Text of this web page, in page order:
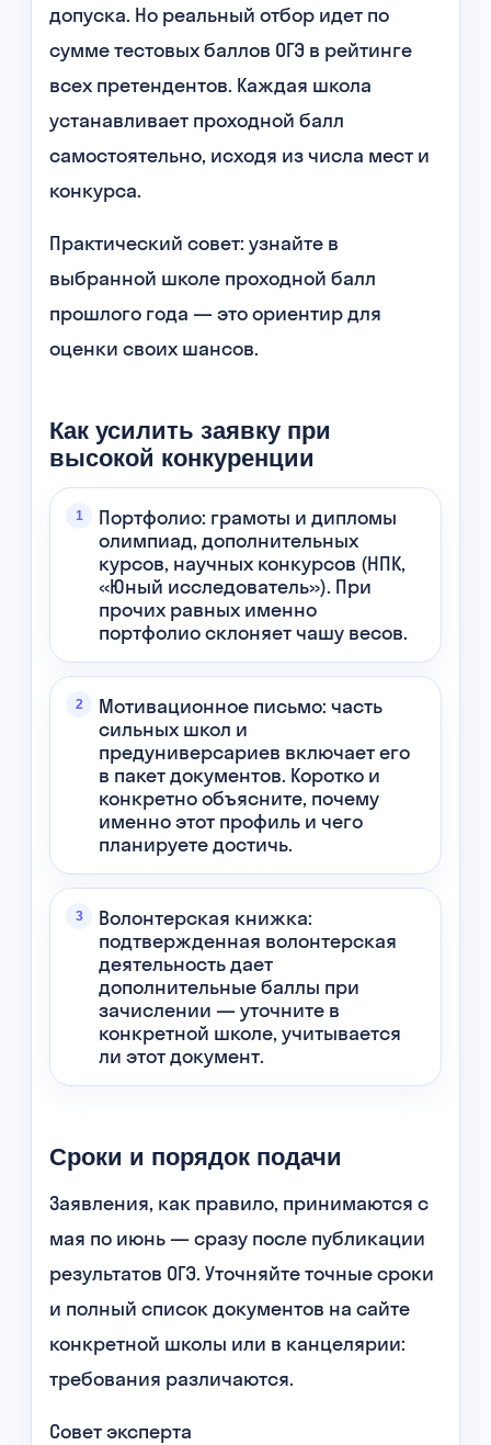
допуска. Но реальный отбор идет по
сумме тестовых баллов ОГЭ в рейтинге
всех претендентов. Каждая школа
устанавливает проходной балл
самостоятельно, исходя из числа мест и
конкурса.
Практический совет: узнайте в
выбранной школе проходной балл
прошлого года — это ориентир для
оценки своих шансов.
Как усилить заявку при
высокой конкуренции
Портфолио: грамоты и дипломы
олимпиад, дополнительных
курсов, научных конкурсов (НПК,
«Юный исследователь»). При
прочих равных именно
портфолио склоняет чашу весов.
Мотивационное письмо: часть
сильных школ и
предуниверсариев включает его
в пакет документов. Коротко и
конкретно объясните, почему
именно этот профиль и чего
планируете достичь.
Волонтерская книжка:
подтвержденная волонтерская
деятельность дает
дополнительные баллы при
зачислении — уточните в
конкретной школе, учитывается
ли этот документ.
Сроки и порядок подачи
Заявления, как правило, принимаются с
мая по июнь — сразу после публикации
результатов ОГЭ. Уточняйте точные сроки
и полный список документов на сайте
конкретной школы или в канцелярии:
требования различаются.
Совет эксперта